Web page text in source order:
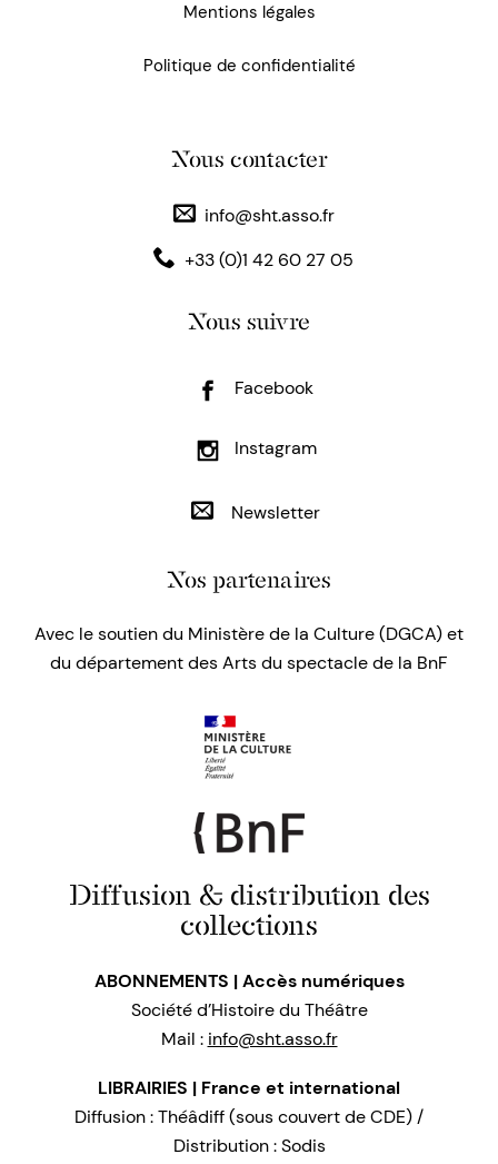
Mentions légales
Politique de confidentialité
Nous contacter
info@sht.asso.fr
+33 (0)1 42 60 27 05
Nous suivre
Facebook
Instagram
Newsletter
Nos partenaires
Avec le soutien du Ministère de la Culture (DGCA) et
du département des Arts du spectacle de la BnF
Diffusion & distribution des
collections
ABONNEMENTS | Accès numériques
Société d’Histoire du Théâtre
Mail : info@sht.asso.fr
LIBRAIRIES | France et international
Diffusion : Théâdiff (sous couvert de CDE) /
Distribution : Sodis